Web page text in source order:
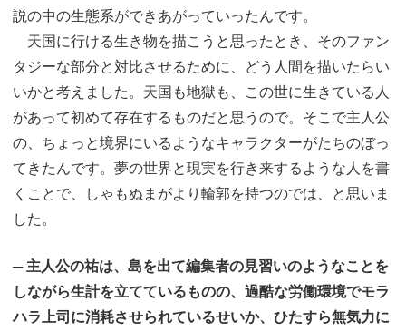
説の中の生態系ができあがっていったんです。
天国に行ける生き物を描こうと思ったとき、そのファン
タジーな部分と対比させるために、どう人間を描いたらい
いかと考えました。天国も地獄も、この世に生きている人
があって初めて存在するものだと思うので。そこで主人公
の、ちょっと境界にいるようなキャラクターがたちのぼっ
てきたんです。夢の世界と現実を行き来するような人を書
くことで、しゃもぬまがより輪郭を持つのでは、と思いま
した。
─ 主人公の祐は、島を出て編集者の見習いのようなことを
しながら生計を立てているものの、過酷な労働環境でモラ
ハラ上司に消耗させられているせいか、ひたすら無気力に